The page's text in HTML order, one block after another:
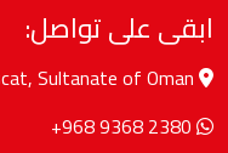
ابقى على تواصل:
+968 9368 2380